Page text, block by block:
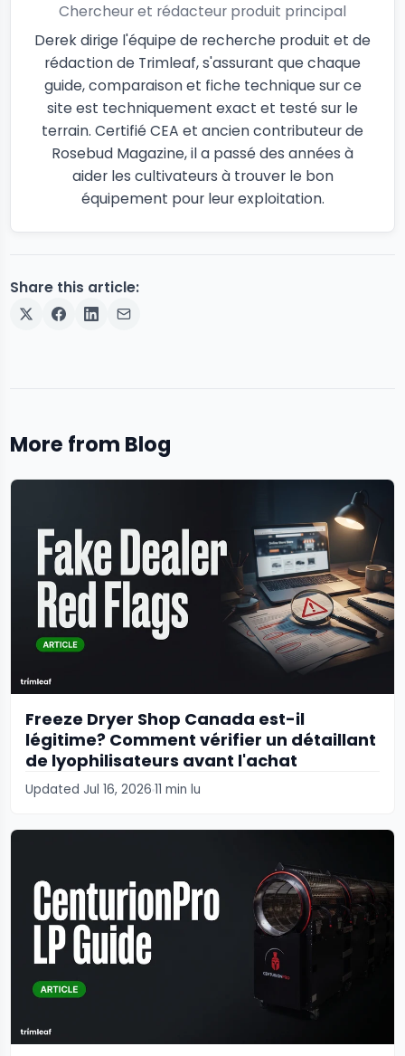
Chercheur et rédacteur produit principal
Derek dirige l'équipe de recherche produit et de
rédaction de Trimleaf, s'assurant que chaque
guide, comparaison et fiche technique sur ce
site est techniquement exact et testé sur le
terrain. Certifié CEA et ancien contributeur de
Rosebud Magazine, il a passé des années à
aider les cultivateurs à trouver le bon
équipement pour leur exploitation.
Share this article:
More from Blog
Freeze Dryer Shop Canada est-il
légitime? Comment vérifier un détaillant
de lyophilisateurs avant l'achat
Updated Jul 16, 202611 min lu